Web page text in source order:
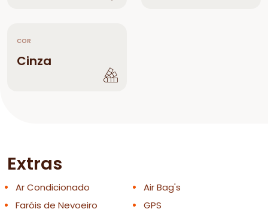
COR
Cinza
Extras
Ar Condicionado
Air Bag's
Faróis de Nevoeiro
GPS